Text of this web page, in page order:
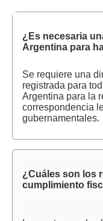
¿Es necesaria
Argentina para
Se requiere una
registrada para
Argentina para la
correspondencia
gubernamentales.
¿Cuáles son los
cumplimiento